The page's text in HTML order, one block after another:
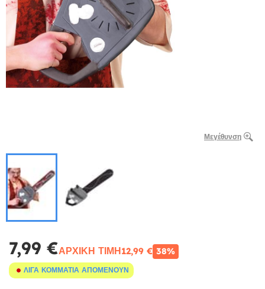
Μεγέθυνση
7,99 €ΑΡΧΙΚΉ ΤΙΜΉ12,99 € 38%
ΛΊΓΑ ΚΟΜΜΆΤΙΑ ΑΠΟΜΈΝΟΥΝ